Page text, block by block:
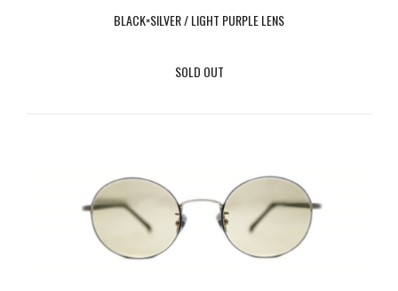
BLACK×SILVER / LIGHT PURPLE LENS
SOLD OUT